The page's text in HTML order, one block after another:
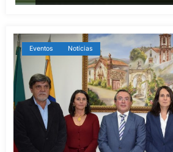
Eventos Notícias